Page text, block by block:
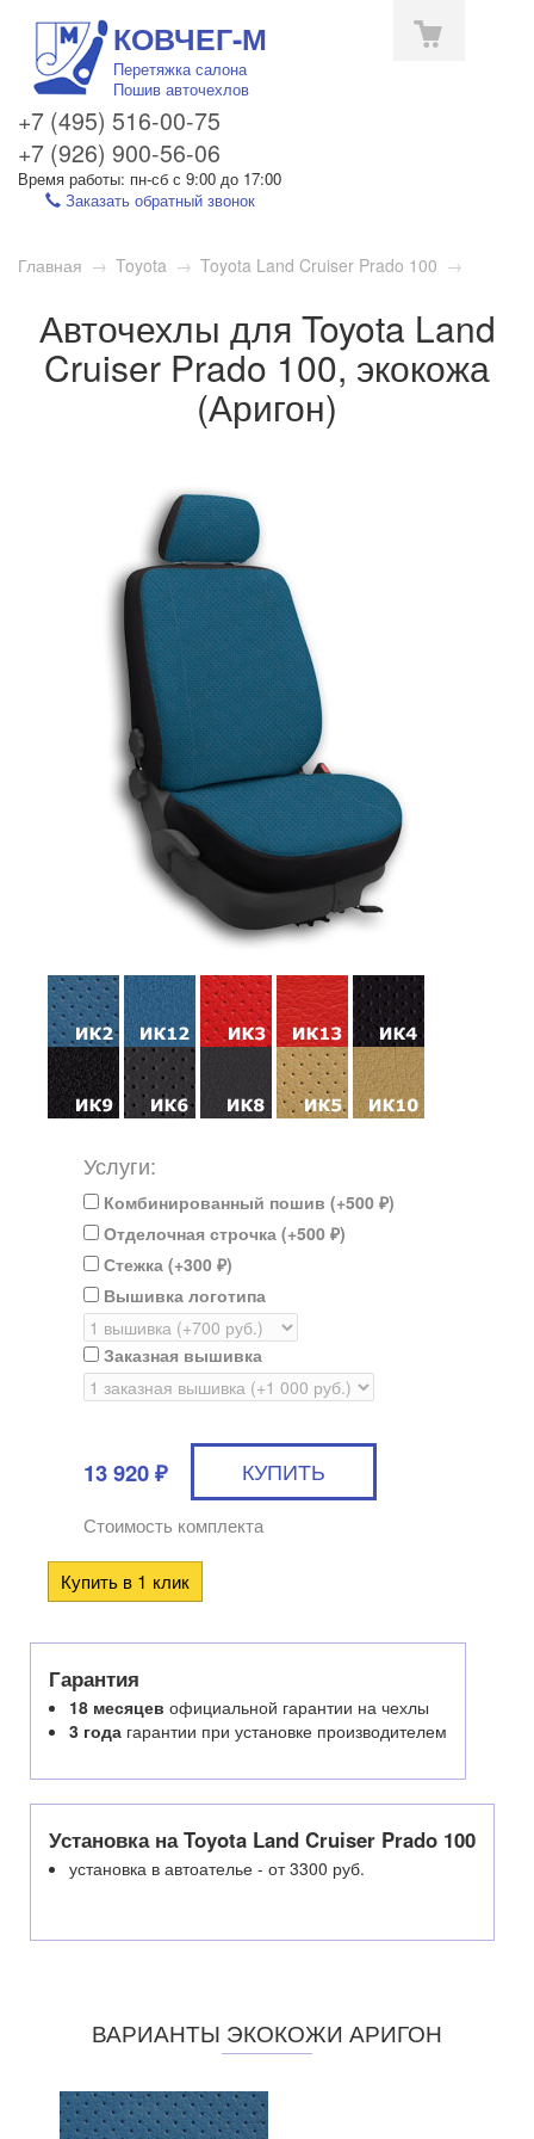
КОВЧЕГ-М
Перетяжка салона
Пошив авточехлов
+7 (495) 516-00-75
+7 (926) 900-56-06
Время работы: пн-сб с 9:00 до 17:00
Заказать обратный звонок
Toggle
Главная → Toyota → Toyota Land Cruiser Prado 100 →
Авточехлы для Toyota Land
Cruiser Prado 100, экокожа
(Аригон)
Услуги:
Комбинированный пошив (+500 ₽)
Отделочная строчка (+500 ₽)
Стежка (+300 ₽)
Вышивка логотипа
Заказная вышивка
13 920 ₽
Стоимость комплекта
Гарантия
18 месяцев официальной гарантии на чехлы
3 года гарантии при установке производителем
Установка на Toyota Land Cruiser Prado 100
установка в автоателье - от 3300 руб.
ВАРИАНТЫ ЭКОКОЖИ АРИГОН